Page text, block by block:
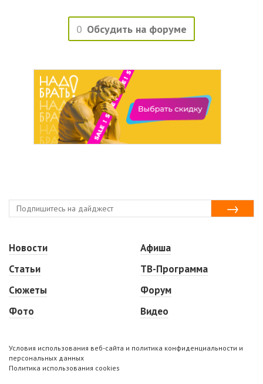
0 Обсудить на форуме
Новости
Статьи
Сюжеты
Фото
Афиша
ТВ-Программа
Форум
Видео
Условия использования веб-сайта и политика конфиденциальности и
персональных данных
Политика использования cookies